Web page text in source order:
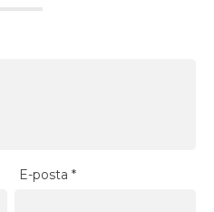
E-posta*